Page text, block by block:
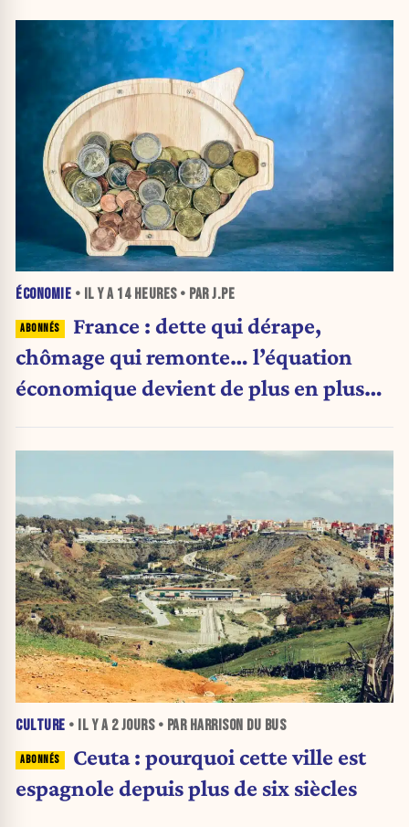
ÉCONOMIE • IL Y A 14 HEURES• PAR J.PE
France : dette qui dérape,
chômage qui remonte… l’équation
économique devient de plus en plus
CULTURE • IL Y A 2 JOURS• PAR HARRISON DU BUS
Ceuta : pourquoi cette ville est
espagnole depuis plus de six siècles